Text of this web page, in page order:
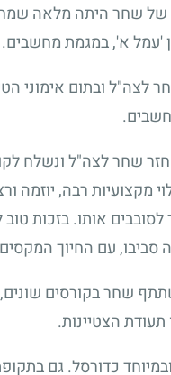
שחר היתה מלאה שמחת
'עמל א', במגמת מחשבים.
לצה"ל ובתום אימוני
חזר שחר לצה"ל ונשלח
מקצועיות רבה, יוזמה
לסובבים אותו. בזכות
סביבו, עם החיוך
שחר בקורסים
תעודת הצטיינות.
כדורסל. גם